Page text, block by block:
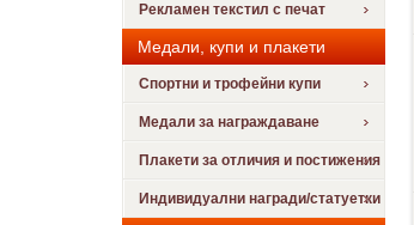
Рекламен текстил с печат
Медали, купи и плакети
Спортни и трофейни купи
Медали за награждаване
Плакети за отличия и постижения
Индивидуални награди/статуетки